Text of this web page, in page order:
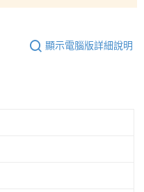
顯示電腦版詳細說明